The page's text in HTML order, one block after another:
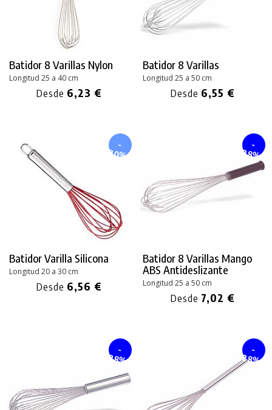
PRODUCTO AÑADIDO AL CARRITO
Batidor 8 Varillas Nylon
Longitud 25 a 40 cm
Desde 6,23 €
Batidor 8 Varillas
Longitud 25 a 50 cm
Desde 6,55 €
-
20%
Batidor Varilla Silicona
Longitud 20 a 30 cm
Desde 6,56 €
-
28%
Batidor 8 Varillas Mango
ABS Antideslizante
Longitud 25 a 50 cm
Desde 7,02 €
-
28%
-
28%